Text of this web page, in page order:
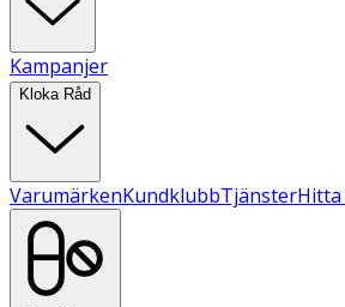
Kampanjer
Kloka Råd
VarumärkenKundklubbTjänster